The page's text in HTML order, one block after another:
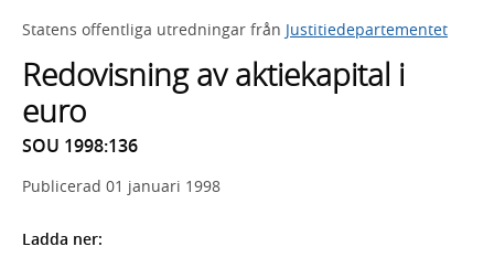
framträder
lista
med
sökförslag
Statens offentliga utredningar från Justitiedepartementet
Redovisning av aktiekapital i
euro
SOU 1998:136
Publicerad 01 januari 1998
Ladda ner: